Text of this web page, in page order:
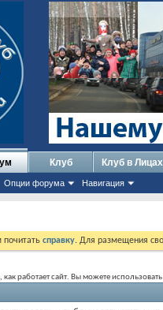
Опции форума Навигация
Клуб Клуб в Лицах
почитать справку. Для размещения
как работает сайт. Вы можете